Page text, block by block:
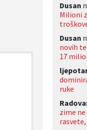
Dusan
Milioni
Dusan
novih
17
ruke
zime